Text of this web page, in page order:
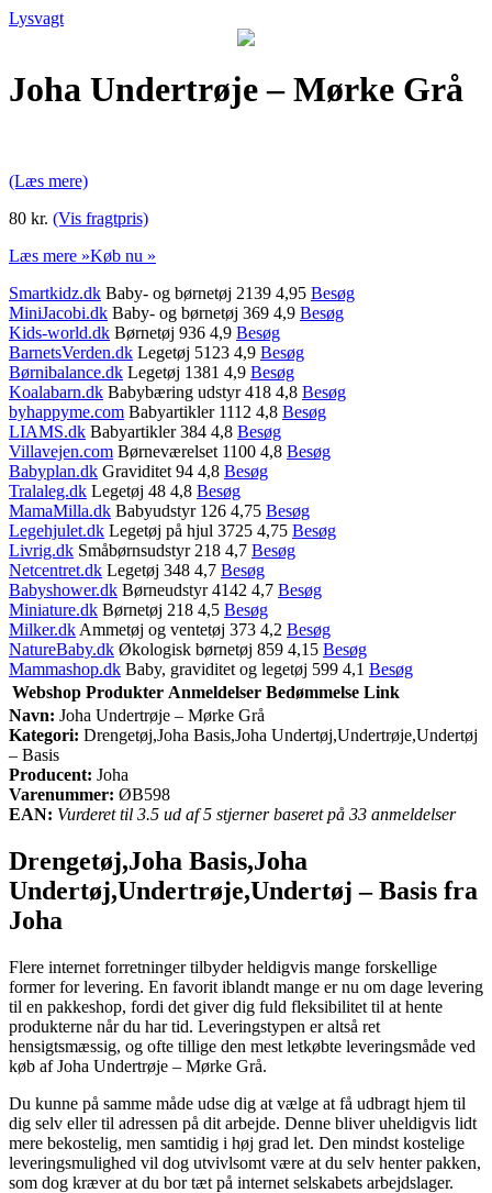
Lysvagt
Joha Undertrøje – Mørke Grå
(Læs mere)
80 kr. (Vis fragtpris)
Læs mere »Køb nu »
Smartkidz.dk Baby- og børnetøj 2139 4,95 Besøg
MiniJacobi.dk Baby- og børnetøj 369 4,9 Besøg
Kids-world.dk Børnetøj 936 4,9 Besøg
BarnetsVerden.dk Legetøj 5123 4,9 Besøg
Børnibalance.dk Legetøj 1381 4,9 Besøg
Koalabarn.dk Babybæring udstyr 418 4,8 Besøg
byhappyme.com Babyartikler 1112 4,8 Besøg
LIAMS.dk Babyartikler 384 4,8 Besøg
Villavejen.com Børneværelset 1100 4,8 Besøg
Babyplan.dk Graviditet 94 4,8 Besøg
Tralaleg.dk Legetøj 48 4,8 Besøg
MamaMilla.dk Babyudstyr 126 4,75 Besøg
Legehjulet.dk Legetøj på hjul 3725 4,75 Besøg
Livrig.dk Småbørnsudstyr 218 4,7 Besøg
Netcentret.dk Legetøj 348 4,7 Besøg
Babyshower.dk Børneudstyr 4142 4,7 Besøg
Miniature.dk Børnetøj 218 4,5 Besøg
Milker.dk Ammetøj og ventetøj 373 4,2 Besøg
NatureBaby.dk Økologisk børnetøj 859 4,15 Besøg
Mammashop.dk Baby, graviditet og legetøj 599 4,1 Besøg
Webshop Produkter Anmeldelser Bedømmelse Link
Navn: Joha Undertrøje – Mørke Grå
Kategori: Drengetøj,Joha Basis,Joha Undertøj,Undertrøje,Undertøj
– Basis
Producent: Joha
Varenummer: ØB598
EAN: Vurderet til 3.5 ud af 5 stjerner baseret på 33 anmeldelser
Drengetøj,Joha Basis,Joha
Undertøj,Undertrøje,Undertøj – Basis fra
Joha
Flere internet forretninger tilbyder heldigvis mange forskellige
former for levering. En favorit iblandt mange er nu om dage levering
til en pakkeshop, fordi det giver dig fuld fleksibilitet til at hente
produkterne når du har tid. Leveringstypen er altså ret
hensigtsmæssig, og ofte tillige den mest letkøbte leveringsmåde ved
køb af Joha Undertrøje – Mørke Grå.
Du kunne på samme måde udse dig at vælge at få udbragt hjem til
dig selv eller til adressen på dit arbejde. Denne bliver uheldigvis lidt
mere bekostelig, men samtidig i høj grad let. Den mindst kostelige
leveringsmulighed vil dog utvivlsomt være at du selv henter pakken,
som dog kræver at du bor tæt på internet selskabets arbejdslager.